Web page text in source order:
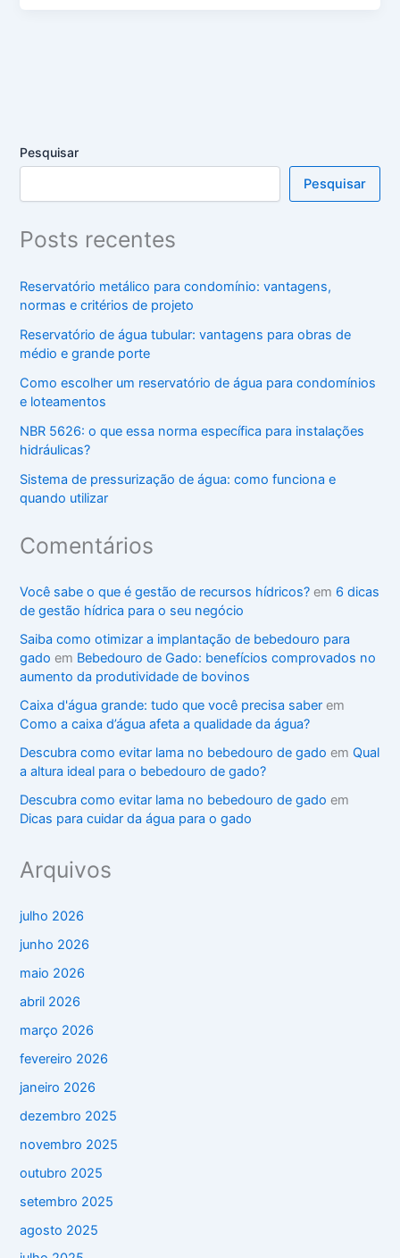
Pesquisar
Pesquisar
Posts recentes
Reservatório metálico para condomínio: vantagens,
normas e critérios de projeto
Reservatório de água tubular: vantagens para obras de
médio e grande porte
Como escolher um reservatório de água para condomínios
e loteamentos
NBR 5626: o que essa norma específica para instalações
hidráulicas?
Sistema de pressurização de água: como funciona e
quando utilizar
Comentários
Você sabe o que é gestão de recursos hídricos? em 6 dicas
de gestão hídrica para o seu negócio
Saiba como otimizar a implantação de bebedouro para
gado em Bebedouro de Gado: benefícios comprovados no
aumento da produtividade de bovinos
Caixa d'água grande: tudo que você precisa saber em
Como a caixa d’água afeta a qualidade da água?
Descubra como evitar lama no bebedouro de gado em Qual
a altura ideal para o bebedouro de gado?
Descubra como evitar lama no bebedouro de gado em
Dicas para cuidar da água para o gado
Arquivos
julho 2026
junho 2026
maio 2026
abril 2026
março 2026
fevereiro 2026
janeiro 2026
dezembro 2025
novembro 2025
outubro 2025
setembro 2025
agosto 2025